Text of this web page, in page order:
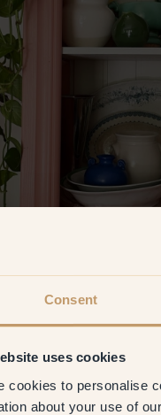
Consent
uses cookies
cookies to personalise
about your use of